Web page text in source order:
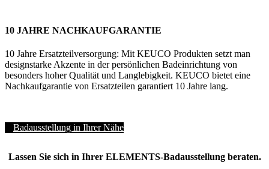
10 JAHRE NACHKAUFGARANTIE
10 Jahre Ersatzteilversorgung: Mit KEUCO Produkten setzt man
designstarke Akzente in der persönlichen Badeinrichtung von
besonders hoher Qualität und Langlebigkeit. KEUCO bietet eine
Nachkaufgarantie von Ersatzteilen garantiert 10 Jahre lang.
Badausstellung in Ihrer Nähe
Lassen Sie sich in Ihrer ELEMENTS-Badausstellung beraten.